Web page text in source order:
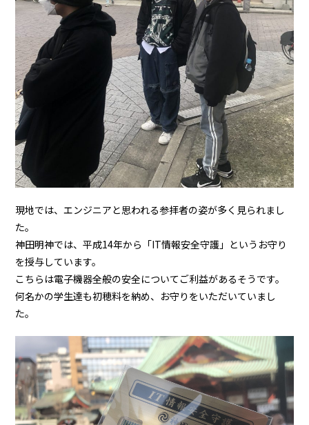
現地では、エンジニアと思われる参拝者の姿が多く見られまし
た。
神田明神では、平成14年から「IT情報安全守護」というお守り
を授与しています。
こちらは電子機器全般の安全についてご利益があるそうです。
何名かの学生達も初穂料を納め、お守りをいただいていまし
た。